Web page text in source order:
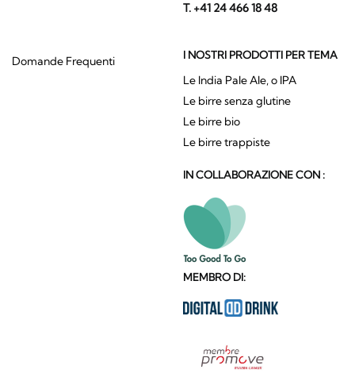
T. +41 24 466 18 48
Domande Frequenti I NOSTRI PRODOTTI PER TEMA
Le India Pale Ale, o IPA
Le birre senza glutine
Le birre bio
Le birre trappiste
IN COLLABORAZIONE CON :
MEMBRO DI: